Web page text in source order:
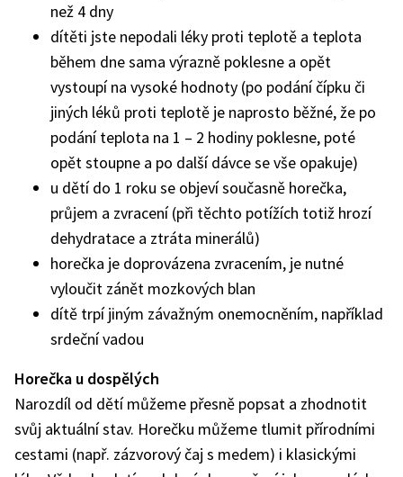
než 4 dny
dítěti jste nepodali léky proti teplotě a teplota
během dne sama výrazně poklesne a opět
vystoupí na vysoké hodnoty (po podání čípku či
jiných léků proti teplotě je naprosto běžné, že po
podání teplota na 1 – 2 hodiny poklesne, poté
opět stoupne a po další dávce se vše opakuje)
u dětí do 1 roku se objeví současně horečka,
průjem a zvracení (při těchto potížích totiž hrozí
dehydratace a ztráta minerálů)
horečka je doprovázena zvracením, je nutné
vyloučit zánět mozkových blan
dítě trpí jiným závažným onemocněním, například
srdeční vadou
Horečka u dospělých
Narozdíl od dětí můžeme přesně popsat a zhodnotit
svůj aktuální stav. Horečku můžeme tlumit přírodními
cestami (např. zázvorový čaj s medem) i klasickými